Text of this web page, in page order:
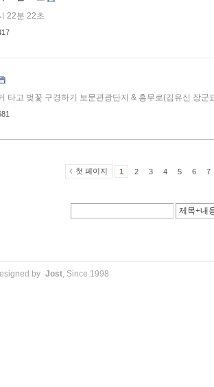
22분 22초
타고 벚꽃 구경하기 보문관광단지 & 흥무로(김유신 장군
첫 페이지 1 2 3 4 5 6 7
by Jost, Since 1998